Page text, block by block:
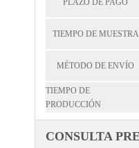
PLAZO DE PAGO
TIEMPO DE MUESTRA
MÉTODO DE ENVÍO
TIEMPO DE
PRODUCCIÓN
CONSULTA